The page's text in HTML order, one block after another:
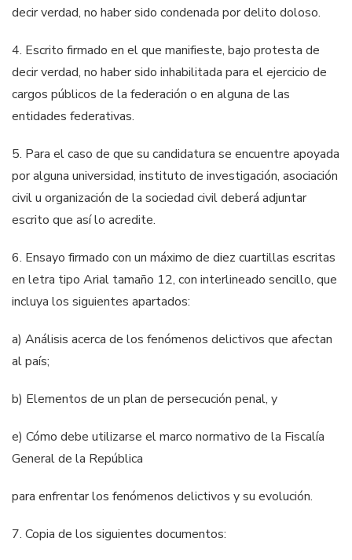
decir verdad, no haber sido condenada por delito doloso.
4. Escrito firmado en el que manifieste, bajo protesta de
decir verdad, no haber sido inhabilitada para el ejercicio de
cargos públicos de la federación o en alguna de las
entidades federativas.
5. Para el caso de que su candidatura se encuentre apoyada
por alguna universidad, instituto de investigación, asociación
civil u organización de la sociedad civildeberá adjuntar
escrito que así lo acredite.
6. Ensayo firmado con un máximo de diez cuartillas escritas
en letra tipo Arial tamaño 12, con interlineado sencillo, que
incluya los siguientes apartados:
a) Análisis acerca de los fenómenos delictivos que afectan
al país;
b) Elementos de un plan de persecución penal, y
e) Cómo debe utilizarse el marco normativo de la Fiscalía
Generalde la República
para enfrentar los fenómenos delictivos y su evolución.
7. Copia de los siguientes documentos: